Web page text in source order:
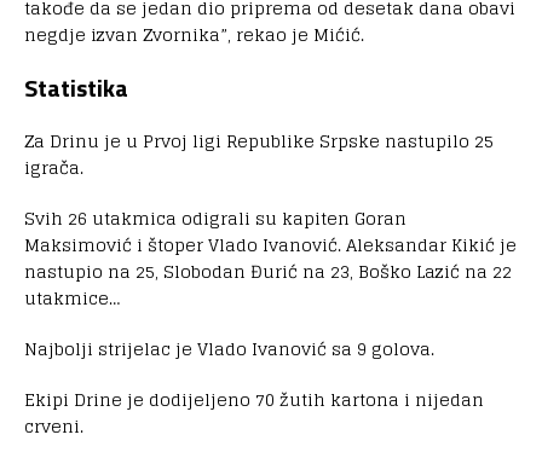
takođe da se jedan dio priprema od desetak dana obavi
negdje izvan Zvornika”, rekao je Mićić.
Statistika
Za Drinu je u Prvoj ligi Republike Srpske nastupilo 25
igrača.
Svih 26 utakmica odigrali su kapiten Goran
Maksimović i štoper Vlado Ivanović. Aleksandar Kikić je
nastupio na 25, Slobodan Đurić na 23, Boško Lazić na 22
utakmice…
Najbolji strijelac je Vlado Ivanović sa 9 golova.
Ekipi Drine je dodijeljeno 70 žutih kartona i nijedan
crveni.